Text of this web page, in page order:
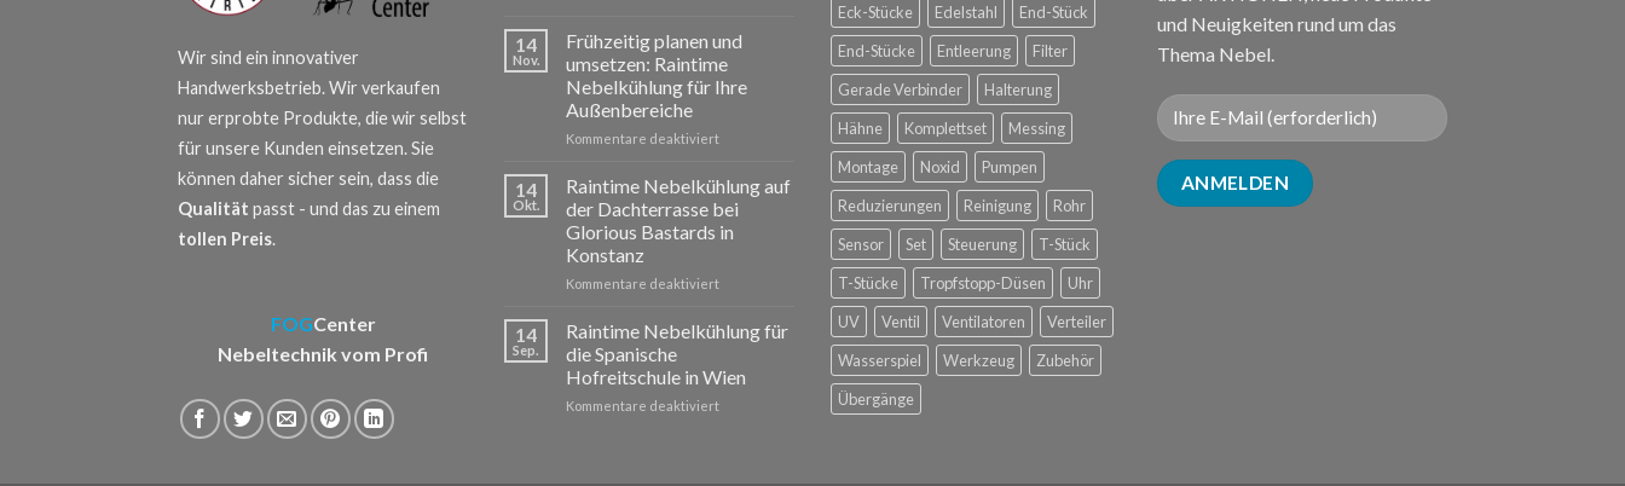
Wir sind ein innovativer
Handwerksbetrieb. Wir verkaufen
nur erprobte Produkte, die wir selbst
für unsere Kunden einsetzen. Sie
können daher sicher sein, dass die
Qualität passt - und das zu einem
tollen Preis.
FOGCenter
Nebeltechnik vom Profi
Weihnachten
und
ein
erfolgreiches
Jahr!
14
Nov.
Frühzeitig planen und
umsetzen: Raintime
Nebelkühlung für Ihre
Außenbereiche
Kommentare deaktiviertfür
planen
und
umsetzen:
Raintime
für
Außenbereiche
14
Okt.
Raintime Nebelkühlung auf
der Dachterrasse bei
Glorious Bastards in
Konstanz
Kommentare deaktiviertfür
Nebelkühlung
auf
Dachterrasse
bei
14
Sep.
Raintime Nebelkühlung für
die Spanische
Hofreitschule in Wien
Kommentare deaktiviertfür
Eck-Stücke
Edelstahl
End-Stück
End-Stücke
Entleerung
Filter
Gerade Verbinder
Halterung
Hähne
Komplettset
Messing
Montage
Noxid
Pumpen
Reduzierungen
Reinigung
Rohr
Sensor
Set Steuerung
T-Stück
T-Stücke
Tropfstopp-Düsen
Uhr
UV
Ventil Ventilatoren
Verteiler
Wasserspiel
Werkzeug
Zubehör
Übergänge
und Neuigkeiten rund um das
Thema Nebel.